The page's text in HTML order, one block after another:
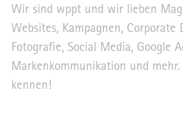
Wir sind wppt und wir lieben
Websites, Kampagnen, Corporate
Fotografie, Social Media, Google
Markenkommunikation und mehr.
kennen!